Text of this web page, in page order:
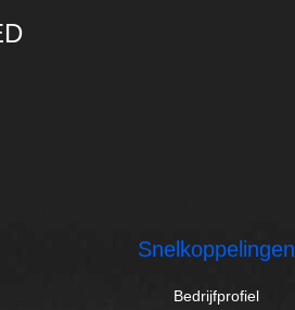
Snelkoppelingen
Bedrijfprofiel